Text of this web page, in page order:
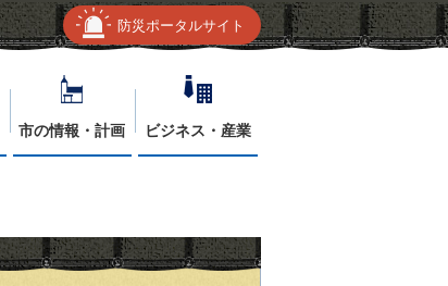
防災ポータルサイト
市の情報・計画 ビジネス・産業